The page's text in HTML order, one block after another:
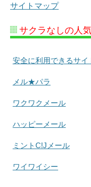
サイトマップ
サクラなしの人
安全に利用できるサイ
メル★パラ
ワクワクメール
ハッピーメール
ミントC!Jメール
ワイワイシー